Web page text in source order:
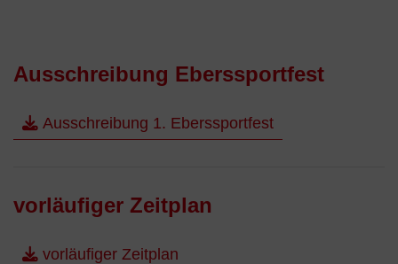
Ausschreibung Eberssportfest
Ausschreibung 1. Eberssportfest
vorläufiger Zeitplan
vorläufiger Zeitplan